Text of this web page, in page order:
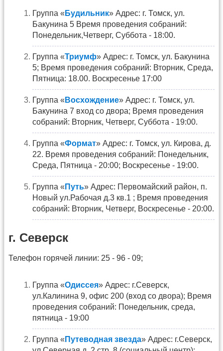
Группа « Будильник» Адрес: г. Томск, ул.
Бакунина 5 Время проведения собраний:
Понедельник,Четверг, Суббота - 18:00.
Группа «Триумф» Адрес: г. Томск, ул. Бакунина
5; Время проведения собраний: Вторник, Среда,
Пятница: 18.00. Воскресенье 17:00
Группа « Восхождение» Адрес: г. Томск, ул.
Бакунина 7 вход со двора; Время проведения
собраний: Вторник, Четверг, Суббота - 19:00.
Группа «Формат» Адрес: г. Томск, ул. Кирова, д.
22. Время проведения собраний: Понедельник,
Среда, Пятница - 20:00; Воскресенье - 19:00.
Группа « Путь» Адрес: Первомайский район, п.
Новый ул.Рабочая д.3 кв.1 ; Время проведения
собраний: Вторник, Четверг, Воскресенье - 20:00.
г. Северск
Телефон горячей линии: 25 - 96 - 09;
Группа «Одиссея» Адрес: г.Северск,
ул.Калинина 9, офис 200 (вход со двора); Время
проведения собраний: Понедельник, среда,
пятница - 19:00
Группа « Путеводная звезда» Адрес: г.Северск,